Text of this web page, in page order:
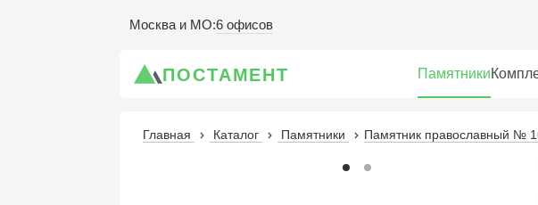
Москва и МО:6 офисов
ПОСТАМЕНТ Памятники
Главная Каталог Памятники Памятник православный №